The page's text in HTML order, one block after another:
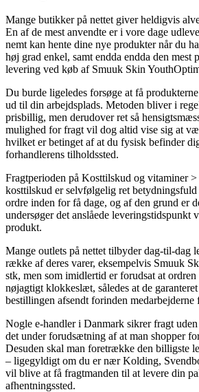
Mange butikker på nettet giver heldigvis
En af de mest anvendte er i vore dage
nemt kan hente dine nye produkter når du
høj grad enkel, samt endda endda den mest
levering ved køb af Smuuk Skin
Du burde ligeledes forsøge at få
ud til din arbejdsplads. Metoden bliver i
prisbillig, men derudover ret så
mulighed for fragt vil dog altid vise sig at
hvilket er betinget af at du fysisk befinder
forhandlerens tilholdssted.
Fragtperioden på Kosttilskud og vitaminer
kosttilskud er selvfølgelig ret
ordre inden for få dage, og af den grund er
undersøger det anslåede leveringstidspunkt
produkt.
Mange outlets på nettet tilbyder dag-til-dag
række af deres varer, eksempelvis Smuuk
stk, men som imidlertid er forudsat at
nøjagtigt klokkeslæt, således at de
bestillingen afsendt forinden medarbejderne
Nogle e-handler i Danmark sikrer fragt
det under forudsætning af at man shopper
Desuden skal man foretrække den billigste
– ligegyldigt om du er nær Kolding,
vil blive at få fragtmanden til at levere din
afhentningssted.